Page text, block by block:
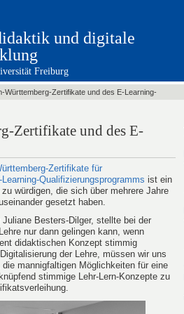
und digitale
Freiburg
Württemberg-Zertifikate und des E-Learning-
Zertifikate und des E-
Zertifikate für
Learning-Qualifizierungsprogramms ist ein
würdigen, die sich über mehrere Jahre
gesetzt haben.
Besters-Dilger, stellte bei der
nur dann gelingen kann, wenn
didaktischen Konzept stimmig
der Lehre, müssen wir uns
mannigfaltigen Möglichkeiten für eine
stimmige Lehr-Lern-Konzepte zu